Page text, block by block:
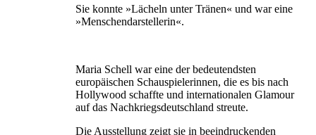
Sie konnte »Lächeln unter Tränen« und war eine
»Menschendarstellerin«.
Maria Schell war eine der bedeutendsten
europäischen Schauspielerinnen, die es bis nach
Hollywood schaffte und internationalen Glamour
auf das Nachkriegsdeutschland streute.
Die Ausstellung zeigt sie in beeindruckenden